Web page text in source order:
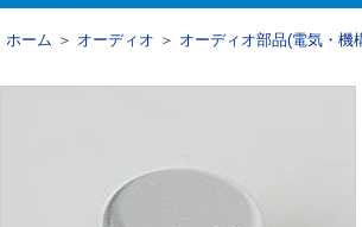
ホーム ＞ オーディオ ＞ オーディオ部品(電気・機